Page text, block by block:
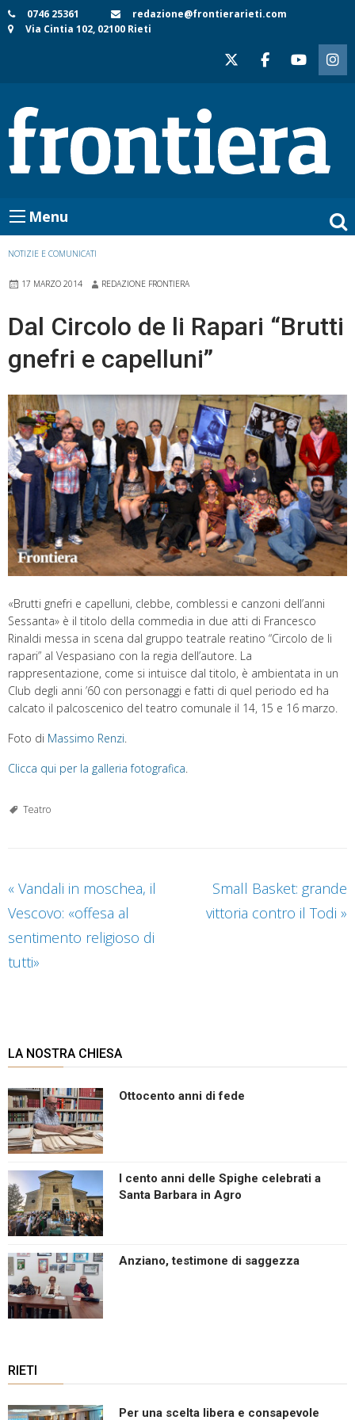
Skip
to
0746 25361
redazione@frontierarieti.com
Via Cintia 102, 02100 Rieti
Menu
NOTIZIE E COMUNICATI
17 MARZO 2014 REDAZIONE FRONTIERA
Dal Circolo de li Rapari “Brutti
gnefri e capelluni”
«Brutti gnefri e capelluni, clebbe, comblessi e canzoni dell’anni
Sessanta» è il titolo della commedia in due atti di Francesco
Rinaldi messa in scena dal gruppo teatrale reatino “Circolo de li
rapari” al Vespasiano con la regia dell’autore. La
rappresentazione, come si intuisce dal titolo, è ambientata in un
Club degli anni ’60 con personaggi e fatti di quel periodo ed ha
calcato il palcoscenico del teatro comunale il 14, 15 e 16 marzo.
Foto di Massimo Renzi
Clicca qui per la galleria fotografica
Teatro
« Vandali in moschea, il
Vescovo: «offesa al
sentimento religioso di
tutti»
Small Basket: grande
vittoria contro il Todi »
LA NOSTRA CHIESA
Ottocento anni di fede
I cento anni delle Spighe celebrati a
Santa Barbara in Agro
Anziano, testimone di saggezza
RIETI
Per una scelta libera e consapevole